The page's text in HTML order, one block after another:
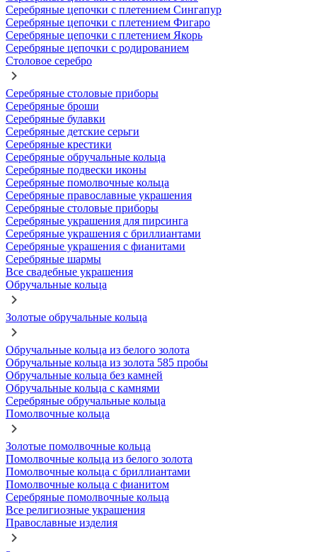
Серебряные цепочки с плетением Сингапур
Серебряные цепочки с плетением Фигаро
Серебряные цепочки с плетением Якорь
Серебряные цепочки с родированием
Столовое серебро
Серебряные столовые приборы
Серебряные броши
Серебряные булавки
Серебряные детские серьги
Серебряные крестики
Серебряные обручальные кольца
Серебряные подвески иконы
Серебряные помолвочные кольца
Серебряные православные украшения
Серебряные столовые приборы
Серебряные украшения для пирсинга
Серебряные украшения с бриллиантами
Серебряные украшения с фианитами
Серебряные шармы
Все свадебные украшения
Обручальные кольца
Золотые обручальные кольца
Обручальные кольца из белого золота
Обручальные кольца из золота 585 пробы
Обручальные кольца без камней
Обручальные кольца с камнями
Серебряные обручальные кольца
Помолвочные кольца
Золотые помолвочные кольца
Помолвочные кольца из белого золота
Помолвочные кольца с бриллиантами
Помолвочные кольца с фианитом
Серебряные помолвочные кольца
Все религиозные украшения
Православные изделия